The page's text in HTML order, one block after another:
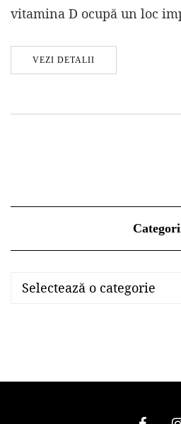
vitamina D ocupă un loc
VEZI DETALII
Categorii
Selectează o categorie
Categorii